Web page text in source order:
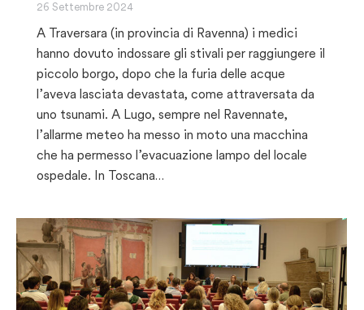
26 Settembre 2024
A Traversara (in provincia di Ravenna) i medici
hanno dovuto indossare gli stivali per raggiungere il
piccolo borgo, dopo che la furia delle acque
l’aveva lasciata devastata, come attraversata da
uno tsunami. A Lugo, sempre nel Ravennate,
l’allarme meteo ha messo in moto una macchina
che ha permesso l’evacuazione lampo del locale
ospedale. In Toscana…